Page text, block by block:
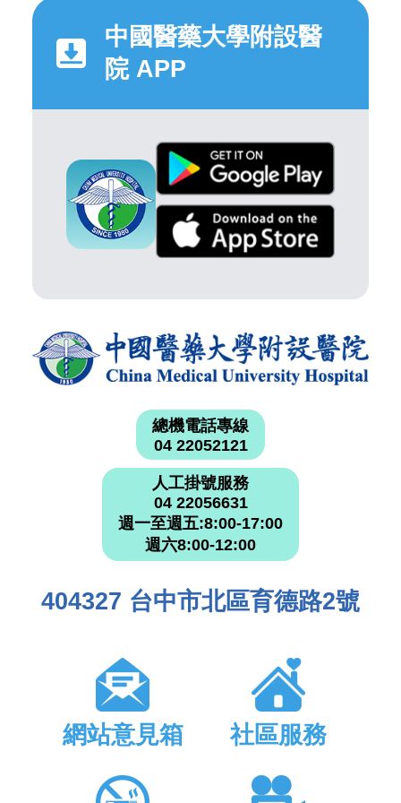
中國醫藥大學附設醫
院 APP
總機電話專線
04 22052121
人工掛號服務
04 22056631
週一至週五:8:00-17:00
週六8:00-12:00
404327 台中市北區育德路2號
網站意見箱 社區服務